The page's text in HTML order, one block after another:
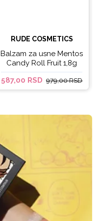
RUDE COSMETICS
Balzam za usne Mentos
Candy Roll Fruit 1,8g
587,00 RSD 979,00 RSD